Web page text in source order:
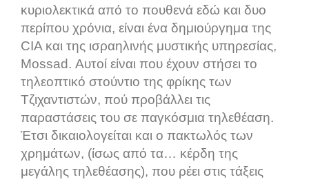
κυριολεκτικά από το πουθενά εδώ και δυο
περίπου χρόνια, είναι ένα δημιούργημα της
CIA και της ισραηλινής μυστικής υπηρεσίας,
Mossad. Αυτοί είναι που έχουν στήσει το
τηλεοπτικό στούντιο της φρίκης των
Τζιχαντιστών, πού προβάλλει τις
παραστάσεις του σε παγκόσμια τηλεθέαση.
Έτσι δικαιολογείται και ο πακτωλός των
χρημάτων, (ίσως από τα… κέρδη της
μεγάλης τηλεθέασης), που ρέει στις τάξεις